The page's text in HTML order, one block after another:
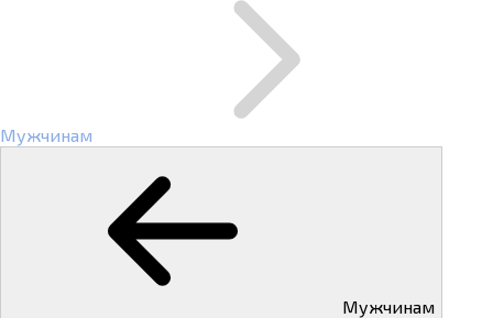
Мужчинам
Мужчинам